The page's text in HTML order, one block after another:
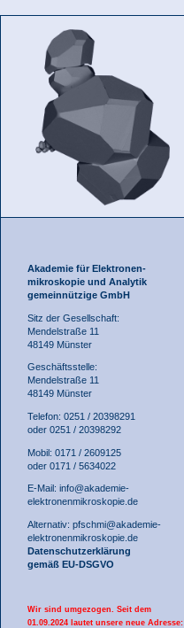
Akademie für Elektronen-
mikroskopie und Analytik
gemeinnützige GmbH
Sitz der Gesellschaft:
Mendelstraße 11
48149 Münster
Geschäftsstelle:
Mendelstraße 11
48149 Münster
Telefon: 0251 / 20398291
oder 0251 / 20398292
Mobil: 0171 / 2609125
oder 0171 / 5634022
E-Mail: info@akademie-
elektronenmikroskopie.de
Alternativ: pfschmi@akademie-
elektronenmikroskopie.de
Datenschutzerklärung
gemäß EU-DSGVO
Wir sind umgezogen. Seit dem
01.09.2024 lautet unsere neue Adresse: